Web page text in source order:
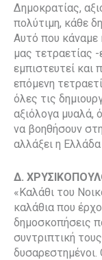
Δημοκρατίας,
πολύτιμη, κάθε
Αυτό που κάναμε
μας τετραετίας
εμπιστευτεί και
επόμενη
όλες τις
αξιόλογα μυαλά,
να βοηθήσουν
αλλάξει η
Δ.
«Καλάθι του
καλάθια που
δημοσκοπήσεις
συντριπτική